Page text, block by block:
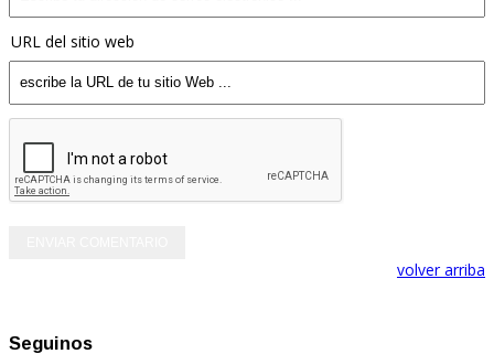
URL del sitio web
volver arriba
Seguinos